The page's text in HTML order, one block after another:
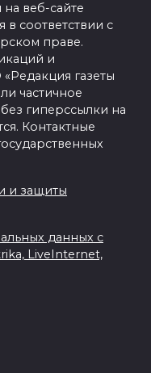
веб-сайте
в соответствии с
праве.
и
газеты
частичное
гиперссылки на
Контактные
и защиты
данных с
LiveInternet,